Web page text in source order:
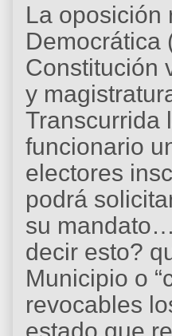
La oposición
Democrática
Constitución
y
Transcurrida
funcionario
electores
podrá
su
decir esto?
Municipio o
revocables
estado que